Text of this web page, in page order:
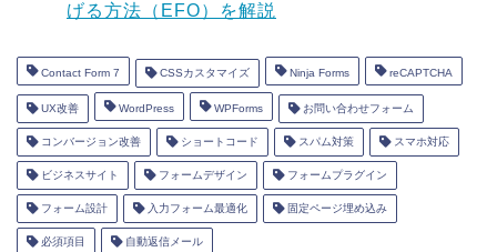
げる方法（EFO）を解説
Contact Form 7 CSSカスタマイズ Ninja Forms reCAPTCHA
UX改善 WordPress WPForms お問い合わせフォーム
コンバージョン改善 ショートコード スパム対策 スマホ対応
ビジネスサイト フォームデザイン フォームプラグイン
フォーム設計 入力フォーム最適化 固定ページ埋め込み
必須項目 自動返信メール